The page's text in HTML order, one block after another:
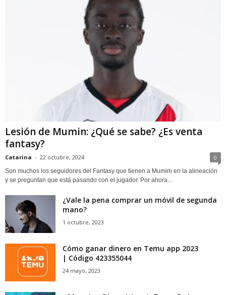
Lesión de Mumin: ¿Qué se sabe? ¿Es venta
fantasy?
Catarina - 22 octubre, 2024 0
Son muchos los seguidores del Fantasy que tienen a Mumim en la alineación
y se preguntan que está pasando con el jugador. Por ahora...
¿Vale la pena comprar un móvil de segunda
mano?
1 octubre, 2023
Cómo ganar dinero en Temu app 2023
| Código 423355044
24 mayo, 2023